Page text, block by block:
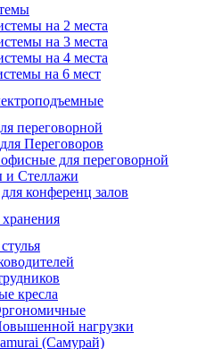
на 2 места
на 3 места
на 4 места
на 6 мест
переговорной
Переговоров
для переговорной
Стеллажи
конференц залов
кресла
нагрузки
(Самурай)